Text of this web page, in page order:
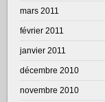
mars 2011
février 2011
janvier 2011
décembre 2010
novembre 2010